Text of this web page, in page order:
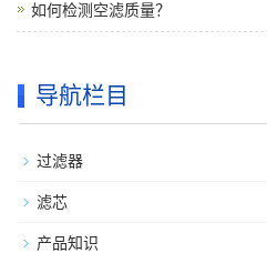
如何检测空滤质量？
导航栏目
过滤器
滤芯
产品知识